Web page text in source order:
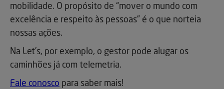
mobilidade. O propósito de “mover o mundo com
excelência e respeito às pessoas” é o que norteia
nossas ações.
Na Let’s, por exemplo, o gestor pode alugar os
caminhões já com telemetria.
Fale conosco para saber mais!